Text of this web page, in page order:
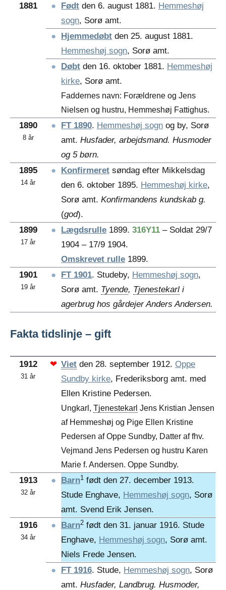
1881 ● Født den 6. august 1881. Hemmeshøj
sogn, Sorø amt.
●
Hjemmedøbt den 25. august 1881.
Hemmeshøj sogn, Sorø amt.
●
Døbt den 16. oktober 1881. Hemmeshøj
kirke, Sorø amt.
Faddernes navn: Forældrene og Jens
Nielsen og hustru, Hemmeshøj Fattighus.
1890
8 år
● FT 1890. Hemmeshøj sogn og by, Sorø
amt. Husfader, arbejdsmand. Husmoder
og 5 børn.
1895
14 år
● Konfirmeret søndag efter Mikkelsdag
den 6. oktober 1895. Hemmeshøj kirke,
Sorø amt. Konfirmandens kundskab g.
(god).
1899
17 år
● Lægdsrulle 1899. 316Y11 – Soldat 29/7
1904 – 17/9 1904.
Omskrevet rulle 1899.
1901
19 år
● FT 1901. Studeby, Hemmeshøj sogn,
Sorø amt. Tyende, Tjenestekarl i
agerbrug hos gårdejer Anders Andersen.
Fakta tidslinje – gift
1912
31 år
❤ Viet den 28. september 1912. Oppe
Sundby kirke, Frederiksborg amt. med
Ellen Kristine Pedersen.
Ungkarl, Tjenestekarl Jens Kristian Jensen
af Hemmeshøj og Pige Ellen Kristine
Pedersen af Oppe Sundby, Datter af fhv.
Vejmand Jens Pedersen og hustru Karen
Marie f. Andersen. Oppe Sundby.
1913
32 år
● Barn1 født den 27. december 1913.
Stude Enghave, Hemmeshøj sogn, Sorø
amt. Svend Erik Jensen.
1916
34 år
● Barn2 født den 31. januar 1916. Stude
Enghave, Hemmeshøj sogn, Sorø amt.
Niels Frede Jensen.
●
FT 1916. Stude, Hemmeshøj sogn, Sorø
amt. Husfader, Landbrug. Husmoder,